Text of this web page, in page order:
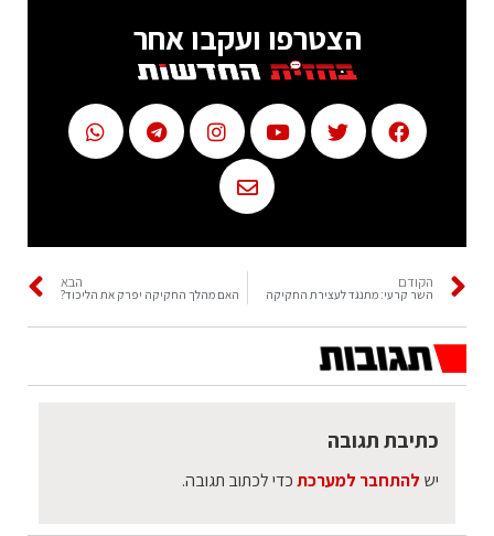
הצטרפו ועקבו אחר
הקודם
השר קרעי: מתנגד לעצירת החקיקה
הבא
האם מהלך החקיקה יפרק את הליכוד?
כתיבת תגובה
יש להתחבר למערכתכדי לכתוב תגובה.